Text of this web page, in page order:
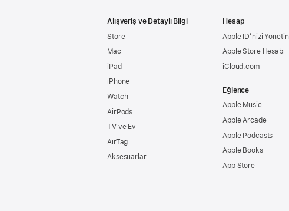
Alışveriş ve Detaylı Bilgi
Store
Mac
iPad
iPhone
Watch
AirPods
TV ve Ev
AirTag
Aksesuarlar
Hesap
Apple ID’nizi Yönetin
Apple Store Hesabı
iCloud.com
Eğlence
Apple Music
Apple Arcade
Apple Podcasts
Apple Books
App Store